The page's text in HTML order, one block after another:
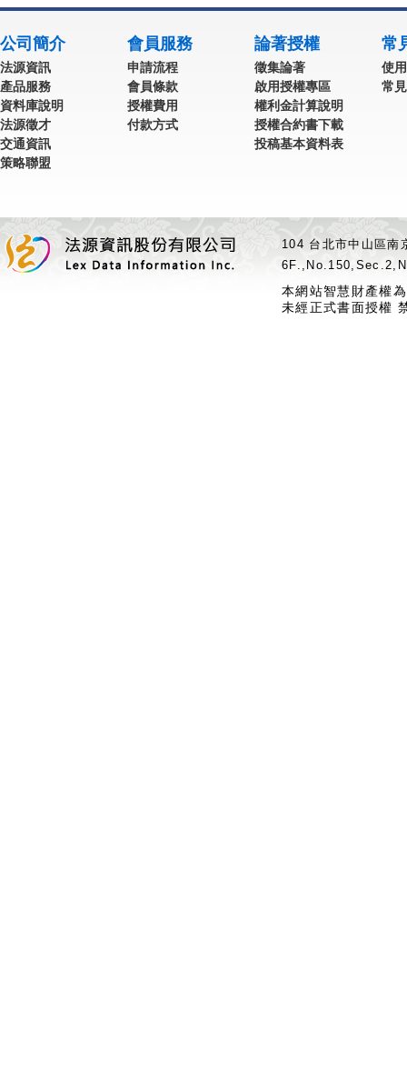
公司簡介
法源資訊
產品服務
資料庫說明
法源徵才
交通資訊
策略聯盟
會員服務
申請流程
會員條款
授權費用
付款方式
論著授權
徵集論著
啟用授權專區
權利金計算說明
授權合約書下載
投稿基本資料表
常
使
常
104 台北市中山區
本網站智慧財產權
未經正式書面授權